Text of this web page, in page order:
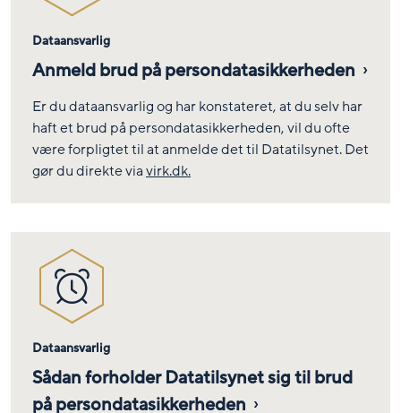
Dataansvarlig
Anmeld brud på persondatasikkerheden
Er du dataansvarlig og har konstateret, at du selv har
haft et brud på persondatasikkerheden, vil du ofte
være forpligtet til at anmelde det til Datatilsynet. Det
gør du direkte viavirk.dk.
Dataansvarlig
Sådan forholder Datatilsynet sig til brud
på persondatasikkerheden